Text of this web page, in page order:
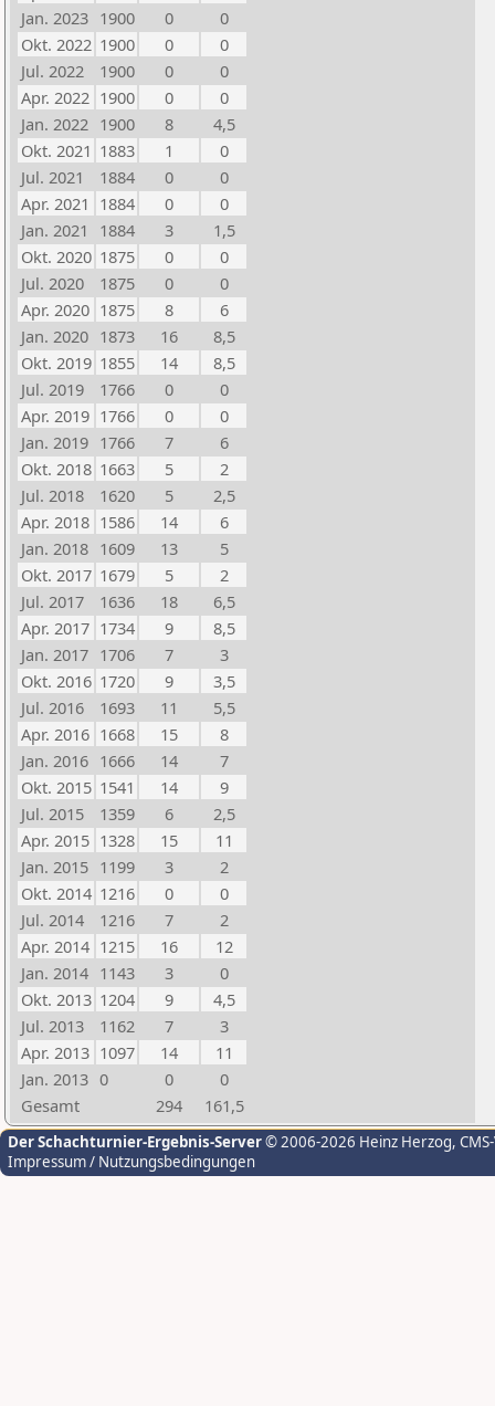
Jan. 2023 1900 0
0
Okt. 2022 1900 0
0
Jul. 2022
1900 0
0
Apr. 2022 1900 0
0
Jan. 2022 1900 8
4,5
Okt. 2021 1883 1
0
Jul. 2021
1884 0
0
Apr. 2021 1884 0
0
Jan. 2021
1884 3
1,5
Okt. 2020 1875 0
0
Jul. 2020
1875 0
0
Apr. 2020 1875 8
6
Jan. 2020 1873 16
8,5
Okt. 2019 1855 14
8,5
Jul. 2019
1766 0
0
Apr. 2019 1766 0
0
Jan. 2019 1766 7
6
Okt. 2018 1663 5
2
Jul. 2018
1620 5
2,5
Apr. 2018 1586 14
6
Jan. 2018 1609 13
5
Okt. 2017 1679 5
2
Jul. 2017
1636 18
6,5
Apr. 2017 1734 9
8,5
Jan. 2017 1706 7
3
Okt. 2016 1720 9
3,5
Jul. 2016
1693 11
5,5
Apr. 2016 1668 15
8
Jan. 2016 1666 14
7
Okt. 2015 1541 14
9
Jul. 2015
1359 6
2,5
Apr. 2015 1328 15
11
Jan. 2015 1199 3
2
Okt. 2014 1216 0
0
Jul. 2014
1216 7
2
Apr. 2014 1215 16
12
Jan. 2014 1143 3
0
Okt. 2013 1204 9
4,5
Jul. 2013
1162 7
3
Apr. 2013 1097 14
11
Jan. 2013 0 0
0
Gesamt
294 161,5
Der Schachturnier-Ergebnis-Server© 2006-2026 Heinz Herzog,
Impressum / Nutzungsbedingungen